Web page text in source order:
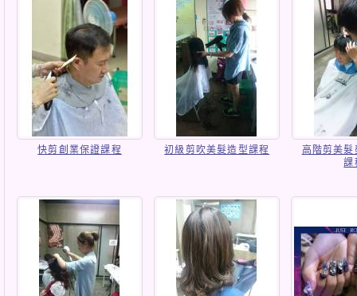
快剪創業保證課程 初級剪吹美髮造型課程
高階剪美
課